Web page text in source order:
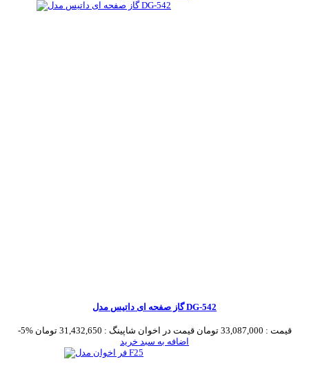
گاز صفحه ای داتیس مدل DG-542
-5% قیمت : 33,087,000 تومان قیمت در اخوان شاپینگ : 31,432,650 تومان
اضافه به سبد خرید